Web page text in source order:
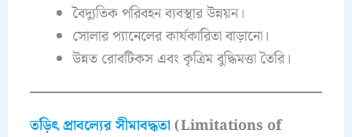
বৈদ্যুতিক পরিবহন ব্যবস্থার উন্নয়ন।
সোলার প্যানেলের কার্যকারিতা বাড়ানো।
উন্নত রোবটিকস এবং কৃত্রিম বুদ্ধিমত্তা তৈরি।
তড়িৎ প্রাবল্যের সীমাবদ্ধতা (Limitations of